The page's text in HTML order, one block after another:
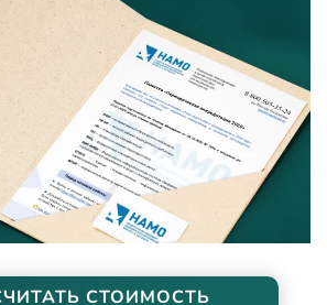
СТОИМОСТЬ